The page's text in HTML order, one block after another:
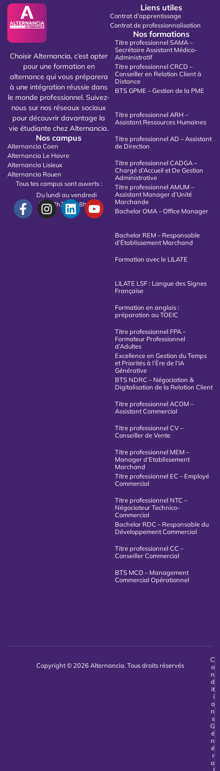
Choisir Alternancia, c’est opter
pour une formation en
alternance qui vous préparera
à une intégration réussie dans
le monde professionnel. Suivez-
nous sur nos réseaux sociaux
pour découvrir davantage la
vie étudiante chez Alternancia.
Nos campus
Alternancia Caen
Alternancia Le Havre
Alternancia Lisieux
Alternancia Rouen
Tous tes campus sont ouverts :
Du lundi au vendredi
De 08h30 à 18h00
Liens utiles
Contrat d'apprentissage
Contrat de professionnalisation
Nos formations
Titre professionnel SAMA –
Secrétaire Assistant Médico-
Administratif
Titre professionnel CRCD –
Conseiller en Relation Client à
Distance
BTS GPME – Gestion de la PME
Titre professionnel ARH –
Assistant Ressources Humaines
Titre professionnel AD – Assistant
de Direction
Titre professionnel CADGA –
Chargé d’Accueil et De Gestion
Administrative
Titre professionnel AMUM –
Assistant Manager d’Unité
Marchande
Bachelor OMA – Office Manager
Bachelor REM – Responsable
d’Établissement Marchand
Formation avec le LILATE
LILATE LSF : Langue des Signes
Française
Formation en anglais :
préparation au TOEIC
Titre professionnel FPA –
Formateur Professionnel
d’Adultes
Excellence en Gestion du Temps
et Priorités à l’Ère de l’IA
Générative
BTS NDRC – Négociation &
Digitalisation de la Relation Client
Titre professionnel ACOM –
Assistant Commercial
Titre professionnel CV –
Conseiller de Vente
Titre professionnel MEM –
Manager d’Etablissement
Marchand
Titre professionnel EC – Employé
Commercial
Titre professionnel NTC –
Négociateur Technico-
Commercial
Bachelor RDC – Responsable du
Développement Commercial
Titre professionnel CC –
Conseiller Commercial
BTS MCO – Management
Commercial Opérationnel
Copyright © 2026 Alternancia. Tous droits réservés
C
o
n
d
it
i
o
n
s
G
é
n
é
r
a